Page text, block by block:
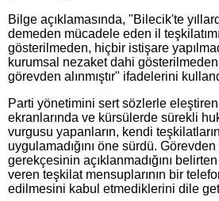
Bilge açıklamasında, "Bilecik'te
demeden mücadele eden il
gösterilmeden, hiçbir istişare
kurumsal nezaket dahi
görevden alınmıştır" ifadelerini
Parti yönetimini sert sözlerle
ekranlarında ve kürsülerde sürekli
vurgusu yapanların, kendi
uygulamadığını öne sürdü. Görevden
gerekçesinin açıklanmadığını
veren teşkilat mensuplarının bir
edilmesini kabul etmediklerini dile